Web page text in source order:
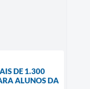
DE 1.300
ALUNOS DA